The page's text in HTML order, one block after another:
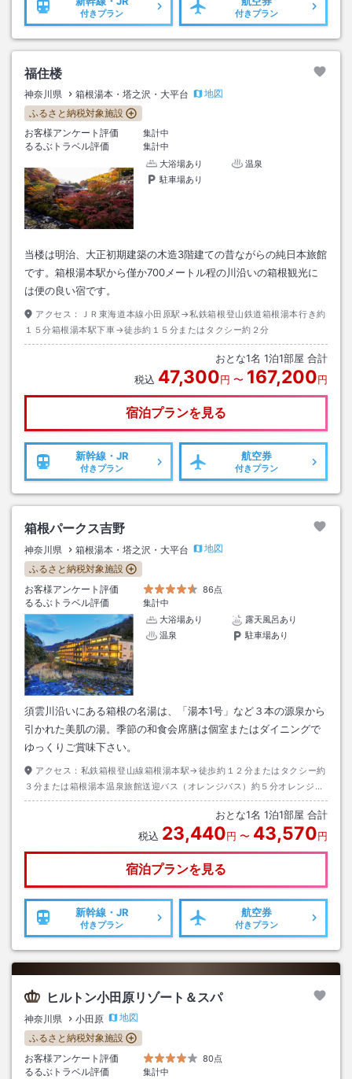
付きプラン 付きプラン
福住楼
神奈川県 箱根湯本・塔之沢・大平台
地図
ふるさと納税対象施設
お客様アンケート評価
集計中
るるぶトラベル評価
集計中
大浴場あり
温泉
駐車場あり
当楼は明治、大正初期建築の木造3階建ての昔ながらの純日本旅館
です。箱根湯本駅から僅か700メートル程の川沿いの箱根観光に
は便の良い宿です。
アクセス：
ＪＲ東海道本線小田原駅→私鉄箱根登山鉄道箱根湯本行き約
１５分箱根湯本駅下車→徒歩約１５分またはタクシー約２分
おとな1名 1泊1部屋 合計
税込 47,300円 〜 167,200円
宿泊プランを見る
新幹線・JR
付きプラン
航空券
付きプラン
箱根パークス吉野
神奈川県 箱根湯本・塔之沢・大平台
地図
ふるさと納税対象施設
お客様アンケート評価
86点
るるぶトラベル評価
集計中
大浴場あり
露天風呂あり
温泉
駐車場あり
須雲川沿いにある箱根の名湯は、「湯本1号」など３本の源泉から
引かれた美肌の湯。季節の和食会席膳は個室またはダイニングで
ゆっくりご賞味下さい。
アクセス： 私鉄箱根登山線箱根湯本駅→徒歩約１２分またはタクシー約
３分または箱根湯本温泉旅館送迎バス（オレンジバス）約５分オレンジバ
ス時刻表：ｈｔｔｐ://ｗｗｗ.ｈａｋｏｎｅｙｕｍｏｔｏ.ｃｏｍ/ｎｅｗ
おとな1名 1泊1部屋 合計
税込 23,440円 〜 43,570円
宿泊プランを見る
新幹線・JR
付きプラン
航空券
付きプラン
ヒルトン小田原リゾート＆スパ
神奈川県 小田原
地図
ふるさと納税対象施設
お客様アンケート評価
80点
るるぶトラベル評価 集計中